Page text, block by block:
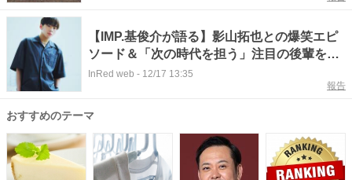
【IMP.基俊介が語る】影山拓也との爆笑エピ
ソード＆「次の時代を担う」注目の後輩を指
名！
InRed web - 12/17 13:35
報告
おすすめのテーマ